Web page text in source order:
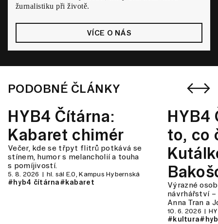
žurnalistiku při životě.
VÍCE O NÁS
PODOBNÉ ČLÁNKY
HYB4 Čítárna:
Kabaret chimér
Večer, kde se třpyt flitrů potkává se
stínem, humor s melancholií a touha
s pomíjivostí.
5. 8. 2026 hl. sál E.0, Kampus Hybernská
#hyb4 čítárna#kabaret
HYB4
to, co
Výrazné
návrhářství –
Anna Tran a
10. 6. 2026
#kultura